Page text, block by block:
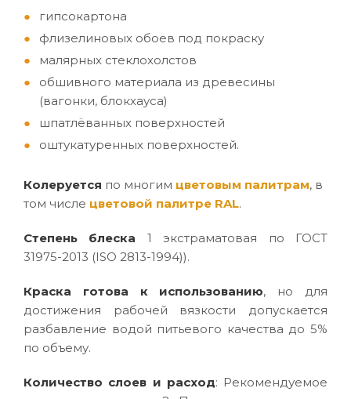
гипсокартона
флизелиновых обоев под покраску
малярных стеклохолстов
обшивного материала из древесины
(вагонки, блокхауса)
шпатлёванных поверхностей
оштукатуренных поверхностей.
Колеруется по многим цветовым палитрам, в
том числе цветовой палитре RAL.
Степень блеска 1 экстраматовая по ГОСТ
31975-2013 (ISO 2813-1994)).
Краска готова к использованию, но для
достижения рабочей вязкости допускается
разбавление водой питьевого качества до 5%
по объему.
Количество слоев и расход: Рекомендуемое